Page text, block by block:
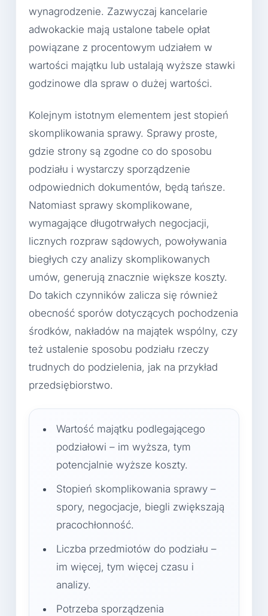
wynagrodzenie. Zazwyczaj kancelarie
adwokackie mają ustalone tabele opłat
powiązane z procentowym udziałem w
wartości majątku lub ustalają wyższe stawki
godzinowe dla spraw o dużej wartości.
Kolejnym istotnym elementem jest stopień
skomplikowania sprawy. Sprawy proste,
gdzie strony są zgodne co do sposobu
podziału i wystarczy sporządzenie
odpowiednich dokumentów, będą tańsze.
Natomiast sprawy skomplikowane,
wymagające długotrwałych negocjacji,
licznych rozpraw sądowych, powoływania
biegłych czy analizy skomplikowanych
umów, generują znacznie większe koszty.
Do takich czynników zalicza się również
obecność sporów dotyczących pochodzenia
środków, nakładów na majątek wspólny, czy
też ustalenie sposobu podziału rzeczy
trudnych do podzielenia, jak na przykład
przedsiębiorstwo.
Wartość majątku podlegającego
podziałowi – im wyższa, tym
potencjalnie wyższe koszty.
Stopień skomplikowania sprawy –
spory, negocjacje, biegli zwiększają
pracochłonność.
Liczba przedmiotów do podziału –
im więcej, tym więcej czasu i
analizy.
Potrzeba sporządzenia